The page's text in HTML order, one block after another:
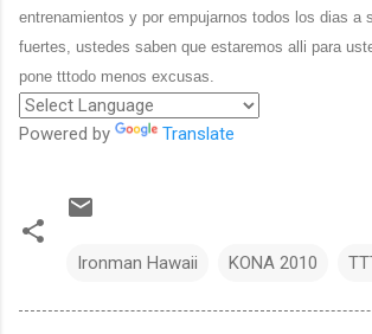
entrenamientos y por empujarnos todos los dias a
fuertes, ustedes saben que estaremos alli para
pone tttodo menos excusas.
Powered by Translate
Ironman Hawaii KONA 2010